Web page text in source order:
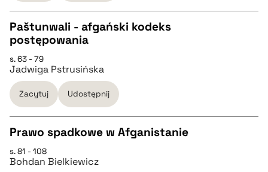
BIBTEX
pobierz cytat
CZYSTY TEKST
pobierz cytat
BIBTEX
pobierz cytat
Paštunwali - afgański kodeks
postępowania
s. 63 - 79
Jadwiga Pstrusińska
Zacytuj Udostępnij
CZYSTY TEKST
Prawo spadkowe w Afganistanie
s. 81 - 108
Bohdan Bielkiewicz